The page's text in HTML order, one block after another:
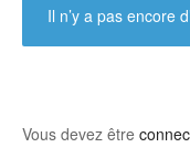
Il n’y a pas encore
Vous devez être